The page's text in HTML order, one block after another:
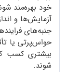
خود بهره‌مند
آزمایش‌ها و
جنبه‌های
حواس‌پرتی یا
بیشتری کسب
شوند.